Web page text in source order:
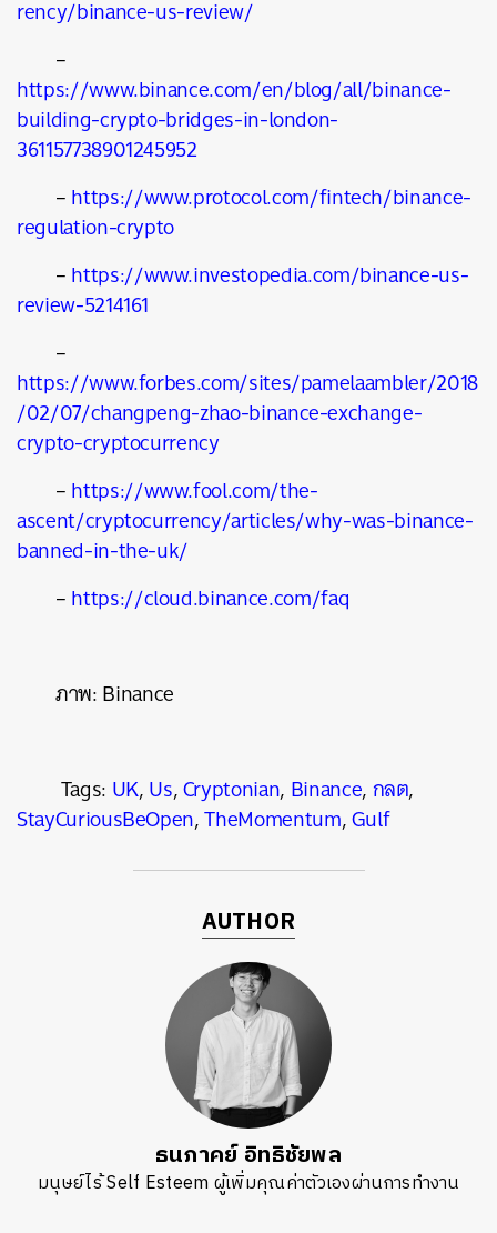
rency/binance-us-review/
–
https://www.binance.com/en/blog/all/binance-
building-crypto-bridges-in-london-
361157738901245952
–https://www.protocol.com/fintech/binance-
regulation-crypto
–https://www.investopedia.com/binance-us-
review-5214161
–
https://www.forbes.com/sites/pamelaambler/2018
/02/07/changpeng-zhao-binance-exchange-
crypto-cryptocurrency
–https://www.fool.com/the-
ascent/cryptocurrency/articles/why-was-binance-
banned-in-the-uk/
–https://cloud.binance.com/faq
ภาพ: Binance
Tags: UK,Us,Cryptonian, Binance,กลต,
StayCuriousBeOpen,TheMomentum,Gulf
AUTHOR
ธนภาคย์ อิทธิชัยพล
มนุษย์ไร้ Self Esteem ผู้เพิ่มคุณค่าตัวเองผ่านการทำงาน
TWEET LINE